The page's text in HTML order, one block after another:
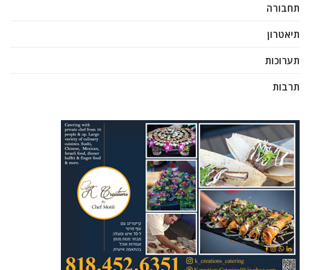
תחבורה
תיאטרון
תערוכות
תרבות